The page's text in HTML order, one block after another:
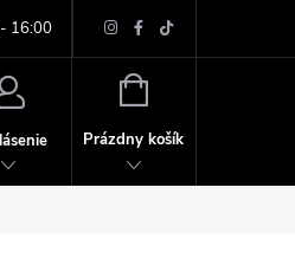
16:00
NÁKUPNÝ
Prázdny košík